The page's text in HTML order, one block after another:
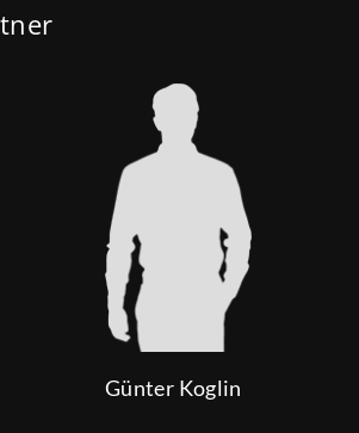
für ein Darlehen mit 35
(mehr …)
Günter Koglin